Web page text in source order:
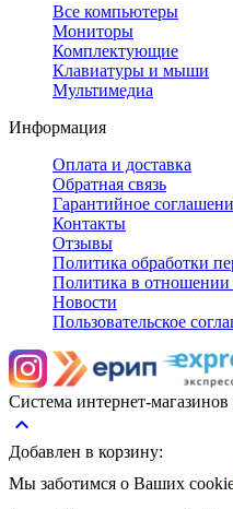
Все компьютеры
Мониторы
Комплектующие
Клавиатуры и мыши
Мультимедиа
Информация
Оплата и доставка
Обратная связь
Гарантийное
Контакты
Отзывы
Политика обработки
Политика в отношении
Новости
Пользовательское
Система интернет-магазинов
keyboard_arrow_up
Добавлен в корзину:
Мы заботимся о Ваших